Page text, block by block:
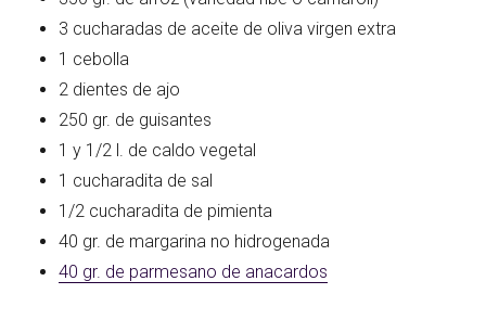
3 cucharadas de aceite de oliva virgen extra
1 cebolla
2 dientes de ajo
250 gr. de guisantes
1 y 1/2 l. de caldo vegetal
1 cucharadita de sal
1/2 cucharadita de pimienta
40 gr. de margarina no hidrogenada
40 gr. de parmesano de anacardos